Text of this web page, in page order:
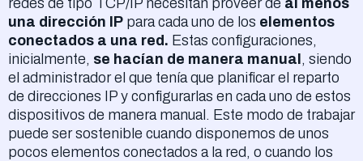
una dirección IP para cada uno de los elementos
conectados a una red. Estas configuraciones,
inicialmente, se hacían de manera manual, siendo
el administrador el que tenía que planificar el reparto
de direcciones IP y configurarlas en cada uno de estos
dispositivos de manera manual. Este modo de trabajar
puede ser sostenible cuando disponemos de unos
pocos elementos conectados a la red, o cuando los